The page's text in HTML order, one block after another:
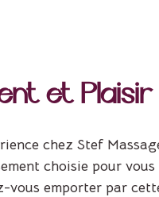
et Plaisir
chez Stef
choisie pour
vous emporter par